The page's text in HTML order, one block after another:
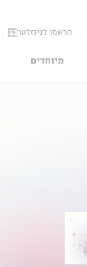
הרשמו לניוזלטר
מיוחדים